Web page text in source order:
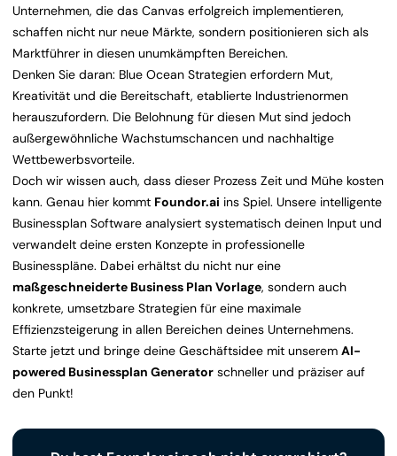
Unternehmen, die das Canvas erfolgreich implementieren,
schaffen nicht nur neue Märkte, sondern positionieren sich als
Marktführer in diesen unumkämpften Bereichen.
Denken Sie daran: Blue Ocean Strategien erfordern Mut,
Kreativität und die Bereitschaft, etablierte Industrienormen
herauszufordern. Die Belohnung für diesen Mut sind jedoch
außergewöhnliche Wachstumschancen und nachhaltige
Wettbewerbsvorteile.
Doch wir wissen auch, dass dieser Prozess Zeit und Mühe kosten
kann. Genau hier kommt Foundor.ai ins Spiel. Unsere intelligente
Businessplan Software analysiert systematisch deinen Input und
verwandelt deine ersten Konzepte in professionelle
Businesspläne. Dabei erhältst du nicht nur eine
maßgeschneiderte Business Plan Vorlage, sondern auch
konkrete, umsetzbare Strategien für eine maximale
Effizienzsteigerung in allen Bereichen deines Unternehmens.
Starte jetzt und bringe deine Geschäftsidee mit unserem AI-
powered Businessplan Generator schneller und präziser auf
den Punkt!